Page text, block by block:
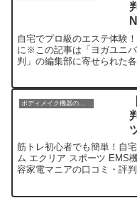
自宅でプロ級のエステ体験
に※この記事は「ヨガユニ
判」の編集部に寄せられた
筋トレ初心者でも簡単！自
ム エクリア スポーツ EMS
容家電マニアの口コミ・評